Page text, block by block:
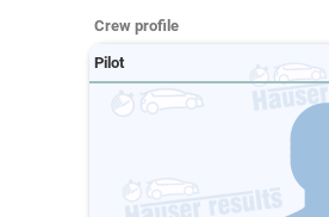
Crew profile
Pilot